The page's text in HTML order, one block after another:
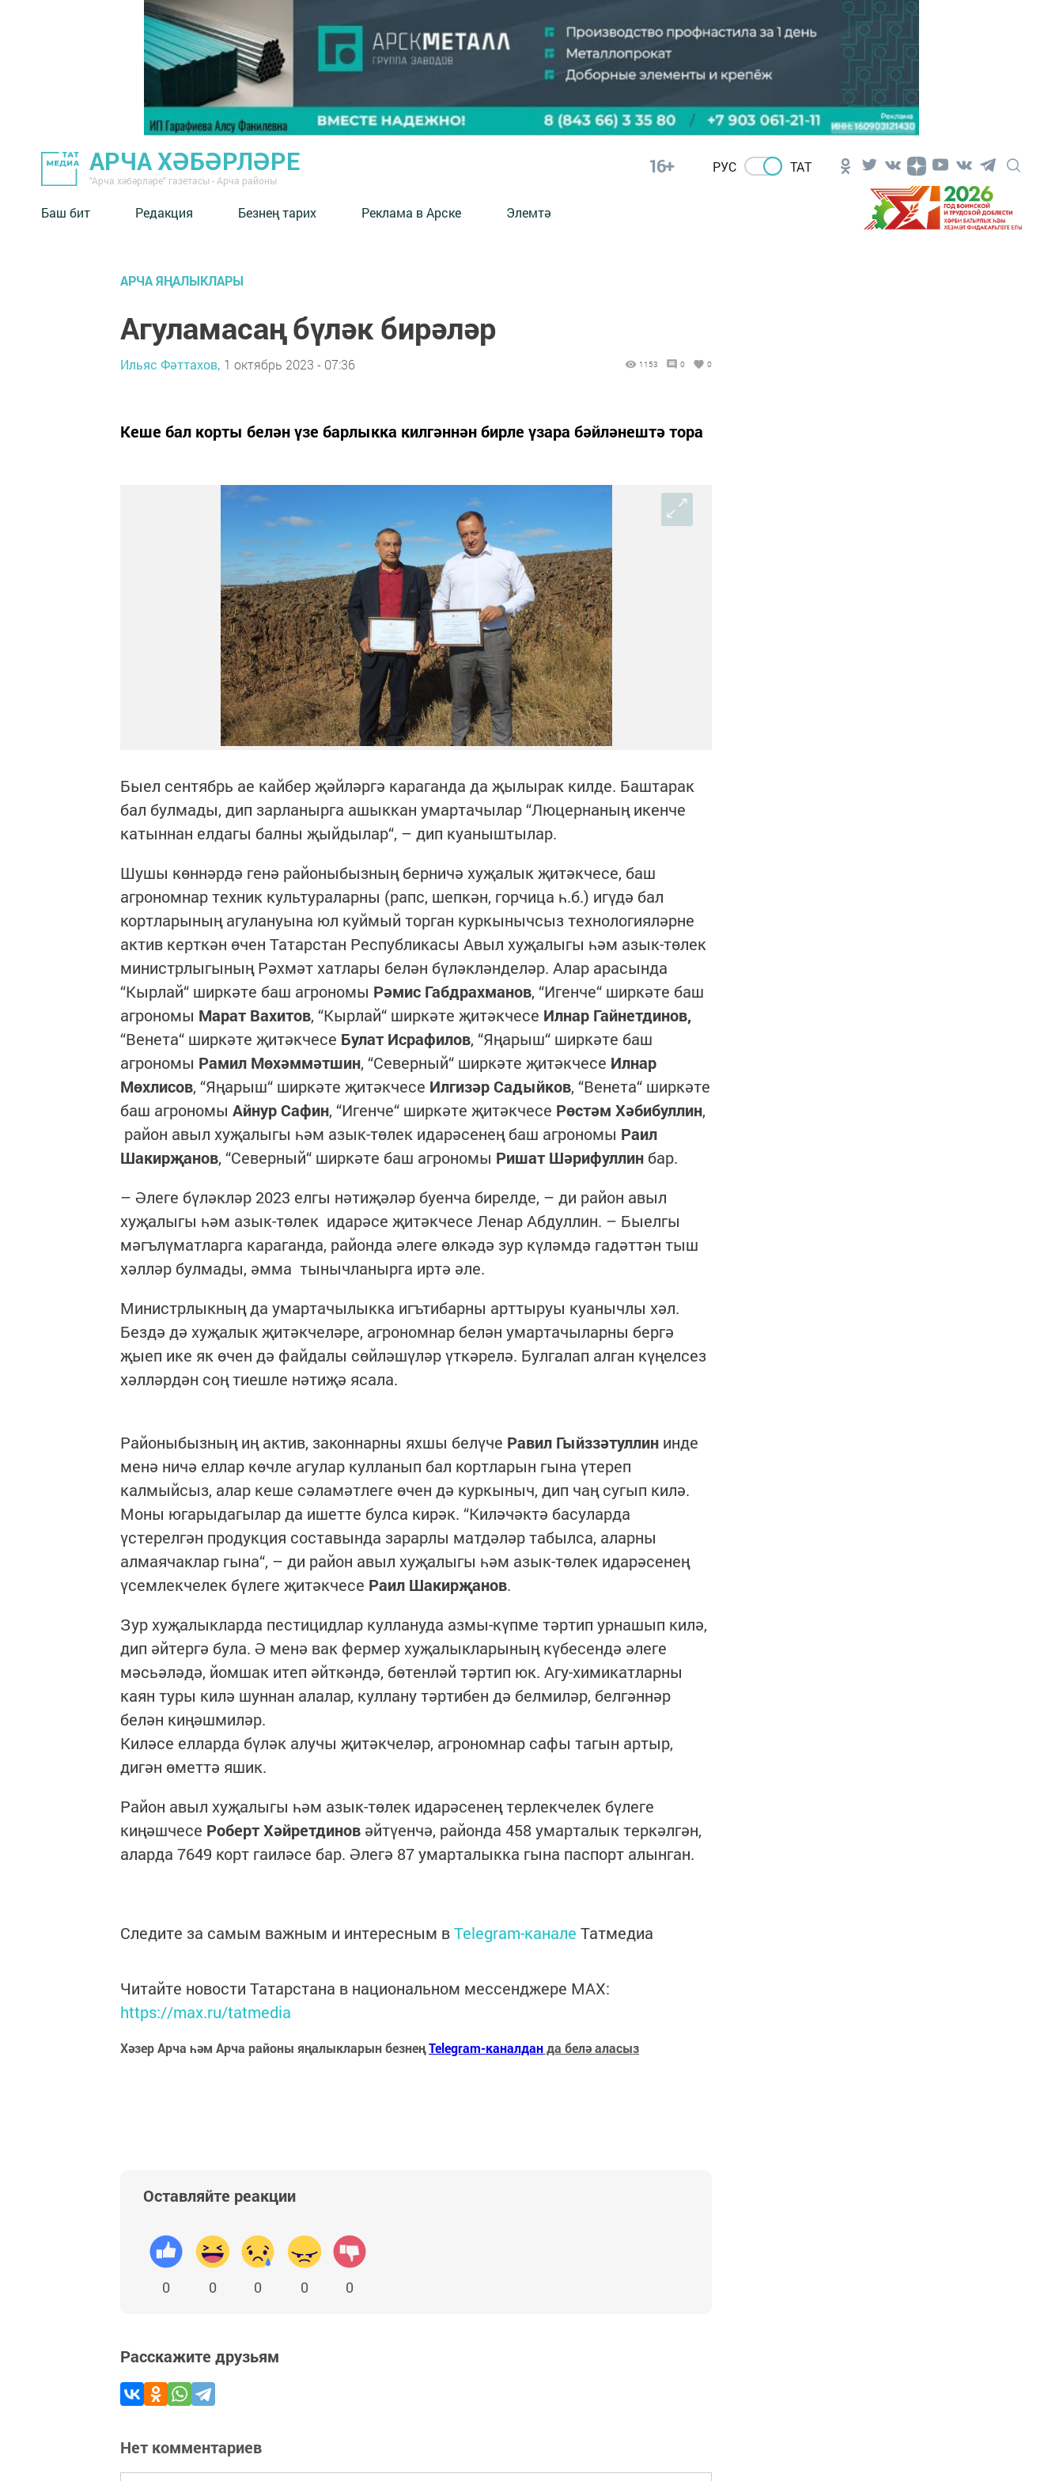
АРЧА ХӘБӘРЛӘРЕ
"Арча хәбәрләре" газетасы - Арча районы
16+ РУС ТАТ
Баш бит Редакция Безнең тарих Реклама в Арске Элемтә
АРЧА ЯҢАЛЫКЛАРЫ
Агуламасаң бүләк бирәләр
Ильяс Фәттахов, 1 октябрь 2023 - 07:36 1153 0 0
Кеше бал корты белән үзе барлыкка килгәннән бирле үзара бәйләнештә тора
Быел сентябрь ае кайбер җәйләргә караганда да җылырак килде. Баштарак
бал булмады, дип зарланырга ашыккан умартачылар “Люцернаның икенче
катыннан елдагы балны җыйдылар“, – дип куаныштылар.
Шушы көннәрдә генә районыбызның берничә хуҗалык җитәкчесе, баш
агрономнар техник культураларны (рапс, шепкән, горчица һ.б.) игүдә бал
кортларының агулануына юл куймый торган куркынычсыз технологияләрне
актив керткән өчен Татарстан Республикасы Авыл хуҗалыгы һәм азык-төлек
министрлыгының Рәхмәт хатлары белән бүләкләнделәр. Алар арасында
“Кырлай“ ширкәте баш агрономы Рәмис Габдрахманов, “Игенче“ ширкәте баш
агрономы Марат Вахитов, “Кырлай“ ширкәте җитәкчесе Илнар Гайнетдинов,
“Венета“ ширкәте җитәкчесе Булат Исрафилов, “Яңарыш“ ширкәте баш
агрономы Рамил Мөхәммәтшин, “Северный“ ширкәте җитәкчесе Илнар
Мөхлисов, “Яңарыш“ ширкәте җитәкчесе Илгизәр Садыйков, “Венета“ ширкәте
баш агрономы Айнур Сафин, “Игенче“ ширкәте җитәкчесе Рөстәм Хәбибуллин,
район авыл хуҗалыгы һәм азык-төлек идарәсенең баш агрономы Раил
Шакирҗанов, “Северный“ ширкәте баш агрономы Ришат Шәрифуллин бар.
– Әлеге бүләкләр 2023 елгы нәтиҗәләр буенча бирелде, – ди район авыл
хуҗалыгы һәм азык-төлек идарәсе җитәкчесе Ленар Абдуллин. – Быелгы
мәгълүматларга караганда, районда әлеге өлкәдә зур күләмдә гадәттән тыш
хәлләр булмады, әмма тынычланырга иртә әле.
Министрлыкның да умартачылыкка игътибарны арттыруы куанычлы хәл.
Бездә дә хуҗалык җитәкчеләре, агрономнар белән умартачыларны бергә
җыеп ике як өчен дә файдалы сөйләшүләр үткәрелә. Булгалап алган күңелсез
хәлләрдән соң тиешле нәтиҗә ясала.
Районыбызның иң актив, законнарны яхшы белүче Равил Гыйззәтуллин инде
менә ничә еллар көчле агулар кулланып бал кортларын гына үтереп
калмыйсыз, алар кеше сәламәтлеге өчен дә куркыныч, дип чаң сугып килә.
Моны югарыдагылар да ишетте булса кирәк. “Киләчәктә басуларда
үстерелгән продукция составында зарарлы матдәләр табылса, аларны
алмаячаклар гына“, – ди район авыл хуҗалыгы һәм азык-төлек идарәсенең
үсемлекчелек бүлеге җитәкчесе Раил Шакирҗанов.
Зур хуҗалыкларда пестицидлар куллануда азмы-күпме тәртип урнашып килә,
дип әйтергә була. Ә менә вак фермер хуҗалыкларының күбесендә әлеге
мәсьәләдә, йомшак итеп әйткәндә, бөтенләй тәртип юк. Агу-химикатларны
каян туры килә шуннан алалар, куллану тәртибен дә белмиләр, белгәннәр
белән киңәшмиләр.
Киләсе елларда бүләк алучы җитәкчеләр, агрономнар сафы тагын артыр,
дигән өметтә яшик.
Район авыл хуҗалыгы һәм азык-төлек идарәсенең терлекчелек бүлеге
киңәшчесе Роберт Хәйретдинов әйтүенчә, районда 458 умарталык теркәлгән,
аларда 7649 корт гаиләсе бар. Әлегә 87 умарталыкка гына паспорт алынган.
Следите за самым важным и интересным вTelegram-канале Татмедиа
Читайте новости Татарстана в национальном мессенджере MАХ:
https://max.ru/tatmedia
Хәзер Арча һәм Арча районы яңалыкларын безнеңTelegram-каналданда белә аласыз
Оставляйте реакции
0 0 0 0 0
Расскажите друзьям
Нет комментариев